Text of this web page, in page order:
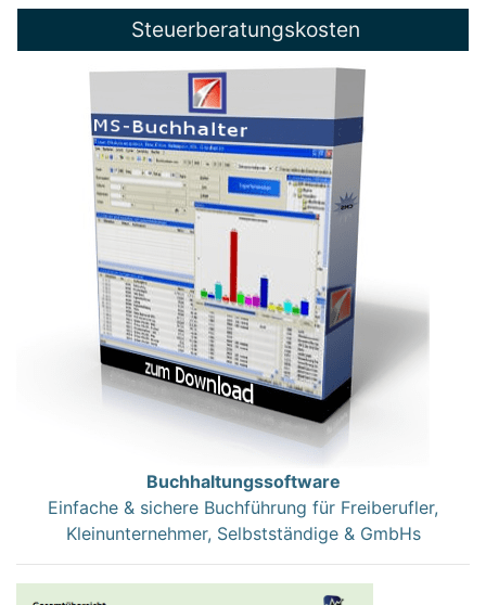
Steuerberatungskosten
Buchhaltungssoftware
Einfache & sichere Buchführung für Freiberufler,
Kleinunternehmer, Selbstständige & GmbHs